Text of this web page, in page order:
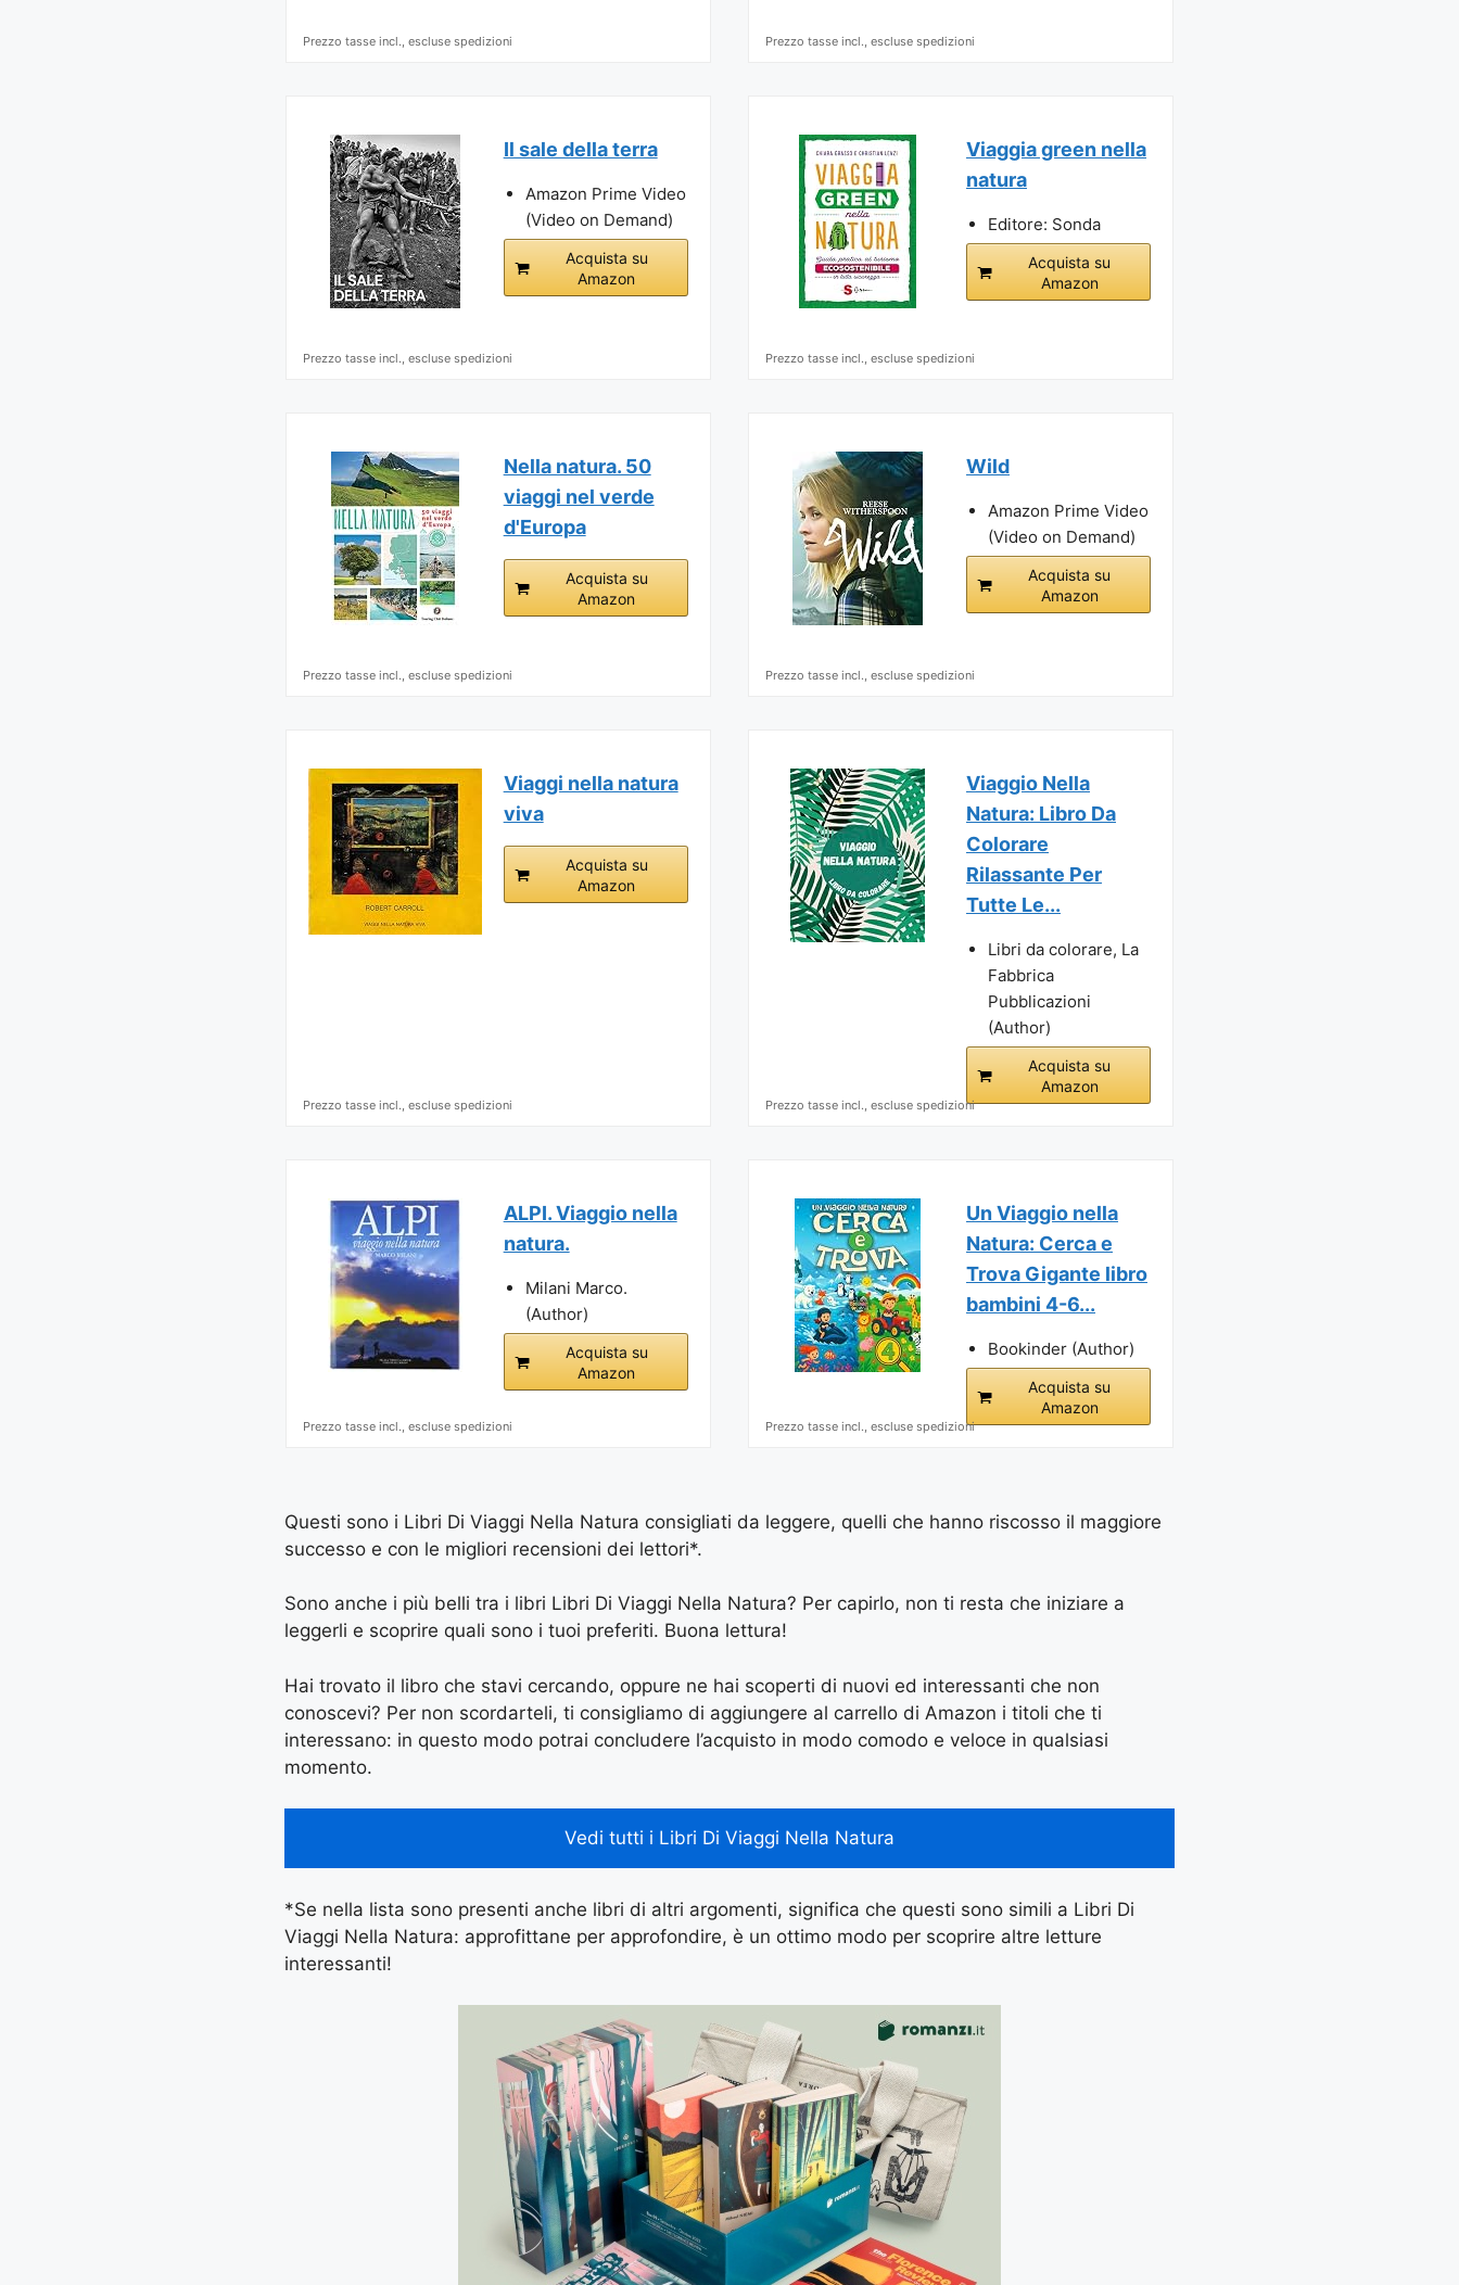
Prezzo tasse incl., escluse spedizioni Prezzo tasse incl., escluse spedizioni
Il sale della terra
Amazon Prime Video
(Video on Demand)
Acquista su
Amazon
Prezzo tasse incl., escluse spedizioni
Viaggia green nella
natura
Editore: Sonda
Acquista su
Amazon
Prezzo tasse incl., escluse spedizioni
Nella natura. 50
viaggi nel verde
d'Europa
Acquista su
Amazon
Prezzo tasse incl., escluse spedizioni
Wild
Amazon Prime Video
(Video on Demand)
Acquista su
Amazon
Prezzo tasse incl., escluse spedizioni
Viaggi nella natura
viva
Acquista su
Amazon
Prezzo tasse incl., escluse spedizioni
Viaggio Nella
Natura: Libro Da
Colorare
Rilassante Per
Tutte Le...
Libri da colorare, La
Fabbrica
Pubblicazioni
(Author)
Acquista su
Amazon
Prezzo tasse incl., escluse spedizioni
ALPI. Viaggio nella
natura.
Milani Marco.
(Author)
Acquista su
Amazon
Prezzo tasse incl., escluse spedizioni
Un Viaggio nella
Natura: Cerca e
Trova Gigante libro
bambini 4-6...
Bookinder (Author)
Acquista su
Amazon
Prezzo tasse incl., escluse spedizioni
Questi sono i Libri Di Viaggi Nella Natura consigliati da leggere, quelli che hanno riscosso il maggiore
successo e con le migliori recensioni dei lettori*.
Sono anche i più belli tra i libri Libri Di Viaggi Nella Natura? Per capirlo, non ti resta che iniziare a
leggerli e scoprire quali sono i tuoi preferiti. Buona lettura!
Hai trovato il libro che stavi cercando, oppure ne hai scoperti di nuovi ed interessanti che non
conoscevi? Per non scordarteli, ti consigliamo di aggiungere al carrello di Amazon i titoli che ti
interessano: in questo modo potrai concludere l’acquisto in modo comodo e veloce in qualsiasi
momento.
Vedi tutti i Libri Di Viaggi Nella Natura
*Se nella lista sono presenti anche libri di altri argomenti, significa che questi sono simili a Libri Di
Viaggi Nella Natura: approfittane per approfondire, è un ottimo modo per scoprire altre letture
interessanti!